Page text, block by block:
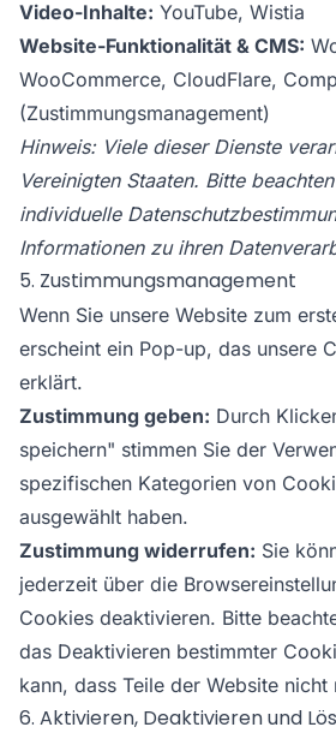
Video-Inhalte: YouTube, Wistia
Website-Funktionalität & CMS:
WooCommerce, CloudFlare,
(Zustimmungsmanagement)
Hinweis: Viele dieser Dienste
Vereinigten Staaten. Bitte
individuelle
Informationen zu ihren
5. Zustimmungsmanagement
Wenn Sie unsere Website zum
erscheint ein Pop-up, das unsere
erklärt.
Zustimmung geben: Durch
speichern" stimmen Sie der
spezifischen Kategorien von
ausgewählt haben.
Zustimmung widerrufen: Sie
jederzeit über die
Cookies deaktivieren. Bitte
das Deaktivieren bestimmter
kann, dass Teile der Website
6. Aktivieren, Deaktivieren und